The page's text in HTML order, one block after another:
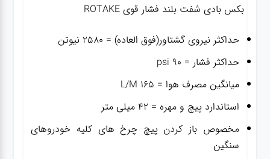
بکس بادی شفت بلند فشار قوی ROTAKE
حداکثر نیروی گشتاور(فوق العاده) = ۲۵۸۰ نیوتن
حداکثر فشار = ۹۰ psi
میانگین مصرف هوا = ۱۶۵ L/M
استاندارد پیچ و مهره = ۴۲ میلی متر
مخصوص باز کردن پیچ چرخ های کلیه خودروهای
سنگین